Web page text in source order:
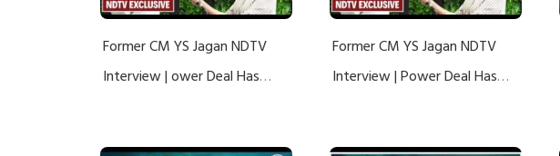
Former CM YS Jagan NDTV
Interview | ower Deal Has
Former CM YS Jagan NDTV
Interview | Power Deal Has